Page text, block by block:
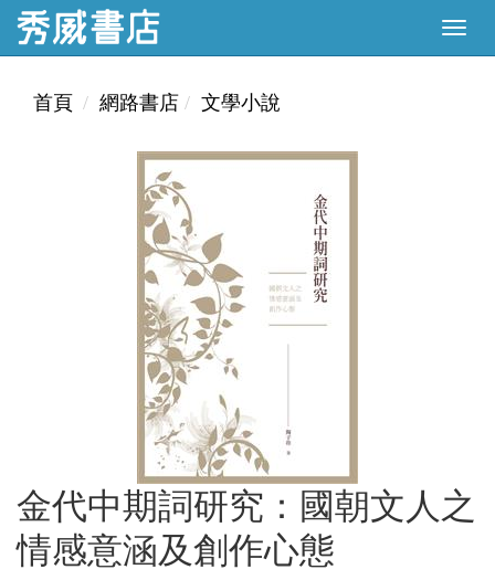
首頁 網路書店 文學小說
金代中期詞研究：國朝文人之
情感意涵及創作心態